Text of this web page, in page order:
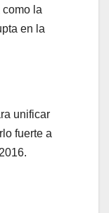
como la
en la
unificar
fuerte a